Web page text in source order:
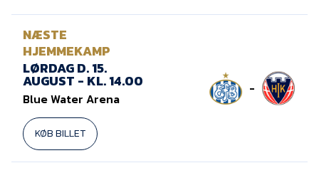
Presse
NÆSTE
HJEMMEKAMP
LØRDAG D. 15.
AUGUST - KL. 14.00
Blue Water Arena
KØB BILLET
-